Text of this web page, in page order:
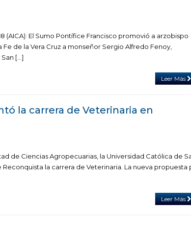
(AICA): El Sumo Pontífice Francisco promovió a arzobispo
de la Vera Cruz a monseñor Sergio Alfredo Fenoy,
[…]
Leer Más
la carrera de Veterinaria en
de Ciencias Agropecuarias, la Universidad Católica de
Reconquista la carrera de Veterinaria. La nueva propuesta
Leer Más